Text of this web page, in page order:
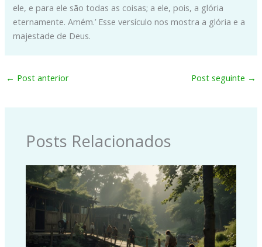
ele, e para ele são todas as coisas; a ele, pois, a glória
eternamente. Amém.’ Esse versículo nos mostra a glória e a
majestade de Deus.
← Post anterior Post seguinte →
Posts Relacionados